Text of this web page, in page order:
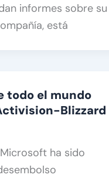
informes sobre su
está
todo el mundo
Blizzard
ha sido